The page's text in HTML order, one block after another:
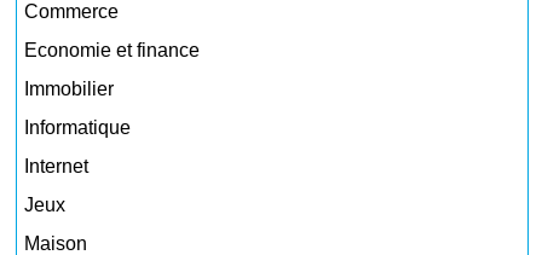
Commerce
Economie et finance
Immobilier
Informatique
Internet
Jeux
Maison